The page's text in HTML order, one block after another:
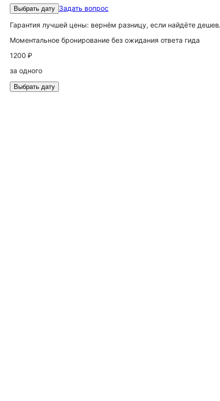
Выбрать дату Задать вопрос
Гарантия лучшей цены: вернём разницу, если найдёте
Моментальное бронирование без ожидания ответа гида
1200 ₽
за одного
Выбрать дату